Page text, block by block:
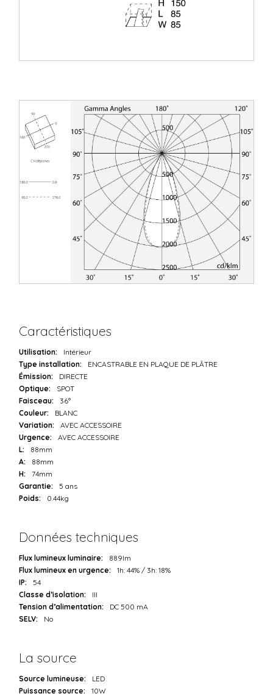
Caractéristiques
Utilisation:
Intérieur
Type installation:
ENCASTRABLE EN PLAQUE DE PLÂTRE
Émission:
DIRECTE
Optique:
SPOT
Faisceau:
36°
Couleur:
BLANC
Variation:
AVEC ACCESSOIRE
Urgence:
AVEC ACCESSOIRE
L:
88mm
A:
88mm
H:
74mm
Garantie:
5 ans
Poids:
0.44kg
Données techniques
Flux lumineux luminaire:
889lm
Flux lumineux en urgence:
1h: 44% / 3h: 18%
IP:
54
Classe d’isolation:
III
Tension d’alimentation:
DC 500 mA
SELV:
No
La source
Source lumineuse:
LED
Puissance source:
10W